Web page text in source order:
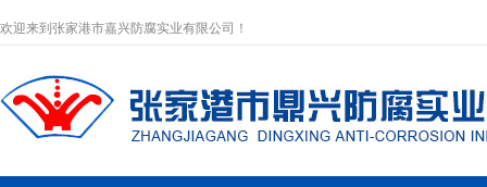
欢迎来到张家港市嘉兴防腐实业有限公司！